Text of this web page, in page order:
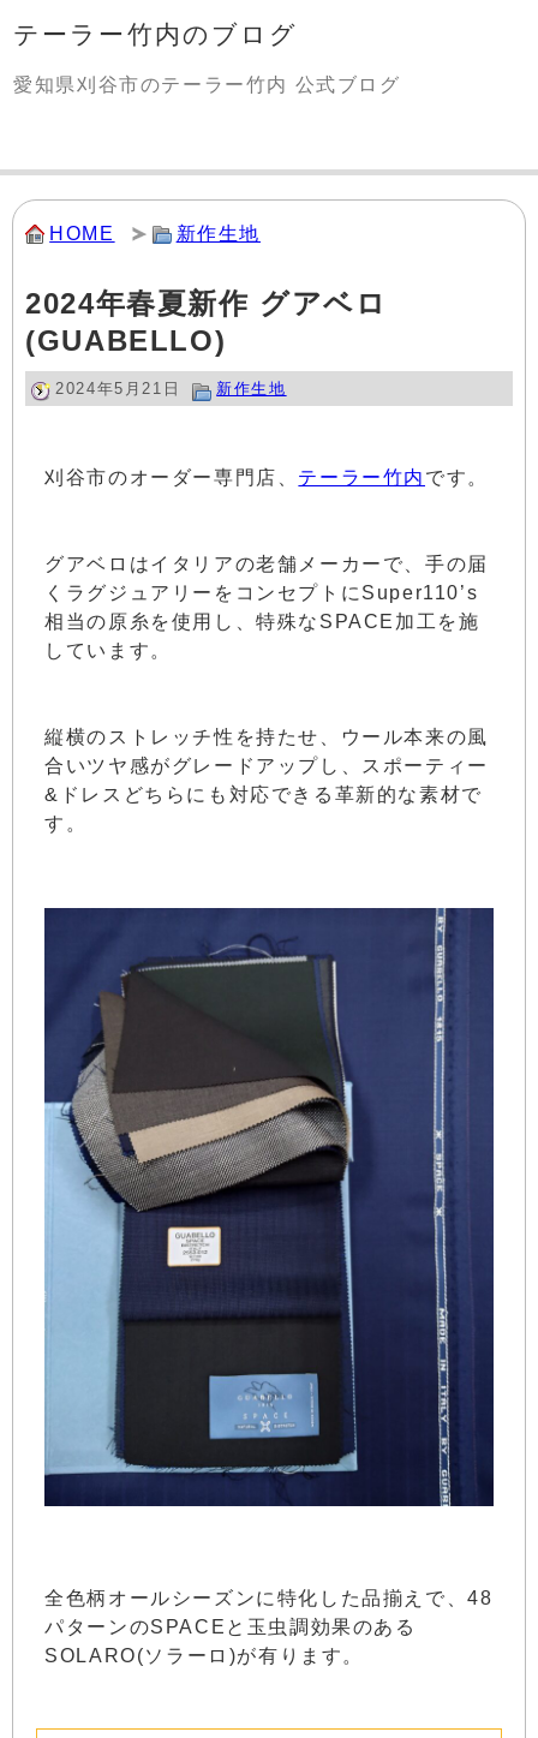
テーラー竹内のブログ
愛知県刈谷市のテーラー竹内 公式ブログ
HOME 新作生地
2024年春夏新作 グアベロ
(GUABELLO)
2024年5月21日 新作生地
刈谷市のオーダー専門店、 テーラー竹内 です。
グアベロはイタリアの老舗メーカーで、手の届
くラグジュアリーをコンセプトにSuper110’s
相当の原糸を使用し、特殊なSPACE加工を施
しています。
縦横のストレッチ性を持たせ、ウール本来の風
合いツヤ感がグレードアップし、スポーティー
&ドレスどちらにも対応できる革新的な素材で
す。
全色柄オールシーズンに特化した品揃えで、48
パターンのSPACEと玉虫調効果のある
SOLARO(ソラーロ)が有ります。